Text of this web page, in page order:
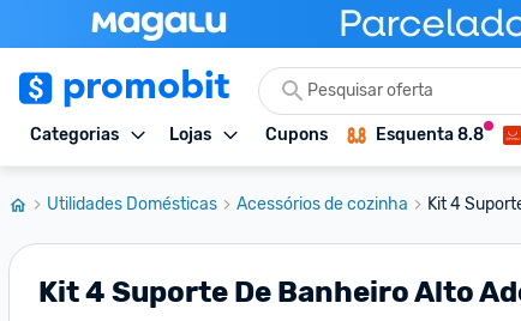
Categorias Lojas Cupons Esquenta 8.8
Utilidades Domésticas Acessórios de cozinha Kit 4
Kit 4 Suporte De Banheiro Alto